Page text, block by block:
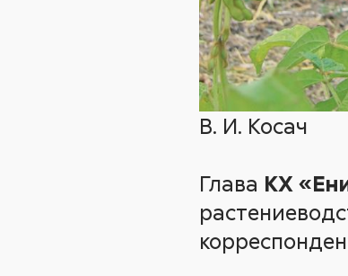
В. И. Косач
Глава КХ